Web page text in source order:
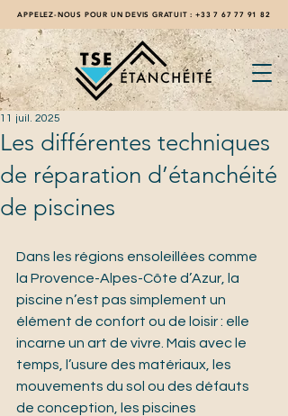
APPELEZ-NOUS POUR UN DEVIS GRATUIT : +33 7 67 77 91 82
Les différentes techniques
de réparation d’étanchéité
de piscines
11 juil. 2025
Dans les régions ensoleillées comme
la Provence-Alpes-Côte d’Azur, la
piscine n’est pas simplement un
élément de confort ou de loisir : elle
incarne un art de vivre. Mais avec le
temps, l’usure des matériaux, les
mouvements du sol ou des défauts
de conception, les piscines